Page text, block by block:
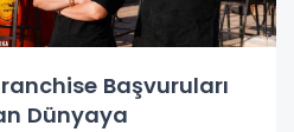
Başvuruları
Dünyaya